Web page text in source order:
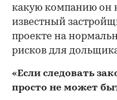
какую компанию он
известный
проекте на
рисков для
«Если следовать
просто не может